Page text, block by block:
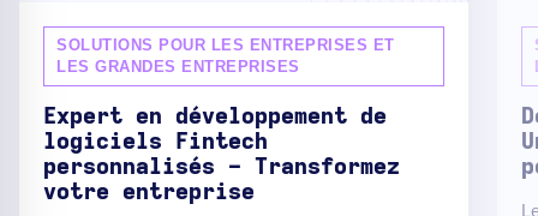
SOLUTIONS POUR LES ENTREPRISES ET
LES GRANDES ENTREPRISES
Expert en développement de
logiciels Fintech
personnalisés - Transformez
votre entreprise